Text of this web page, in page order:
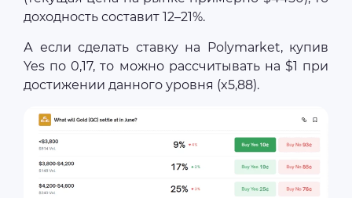
доходность составит 12–21%.
А если сделать ставку на Polymarket, купив
Yes по 0,17, то можно рассчитывать на $1 при
достижении данного уровня (x5,88).